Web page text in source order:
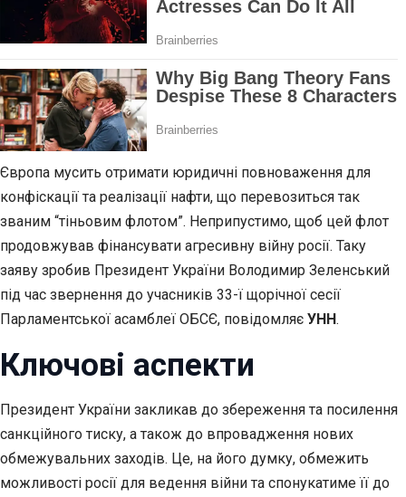
Європа мусить отримати юридичні повноваження для
конфіскації та реалізації нафти, що перевозиться так
званим “тіньовим флотом”. Неприпустимо, щоб цей флот
продовжував фінансувати агресивну війну росії. Таку
заяву зробив Президент України Володимир Зеленський
під час звернення до учасників 33-ї щорічної сесії
Парламентської асамблеї ОБСЄ, повідомляє УНН.
Ключові аспекти
Президент України закликав до збереження та посилення
санкційного тиску, а також до впровадження нових
обмежувальних заходів. Це, на його думку, обмежить
можливості росії для ведення війни та спонукатиме її до